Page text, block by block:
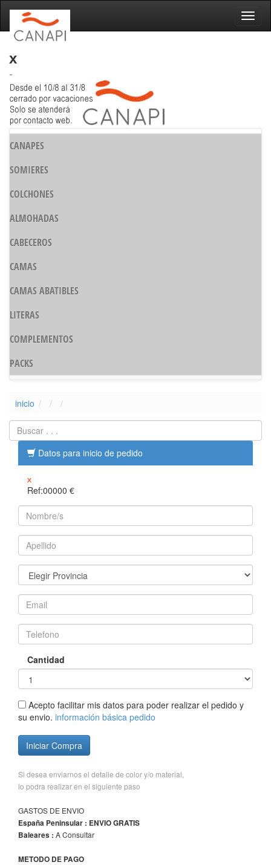
x
-
CANAPES
SOMIERES
COLCHONES
ALMOHADAS
CABECEROS
CAMAS
CAMAS ABATIBLES
LITERAS
COMPLEMENTOS
PACKS
inicio
Datos para inicio de pedido
x
Ref:00000 €
Cantidad
Acepto facilitar mis datos para poder realizar el pedido y
su envio. información básica pedido
Iniciar Compra
Si desea enviarnos el detalle de color y/o material,
lo podra realizar en el siguiente paso
GASTOS DE ENVIO
España Peninsular : ENVIO GRATIS
Baleares : A Consultar
METODO DE PAGO